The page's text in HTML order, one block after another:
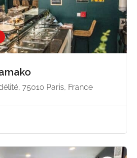
75010 Paris, France